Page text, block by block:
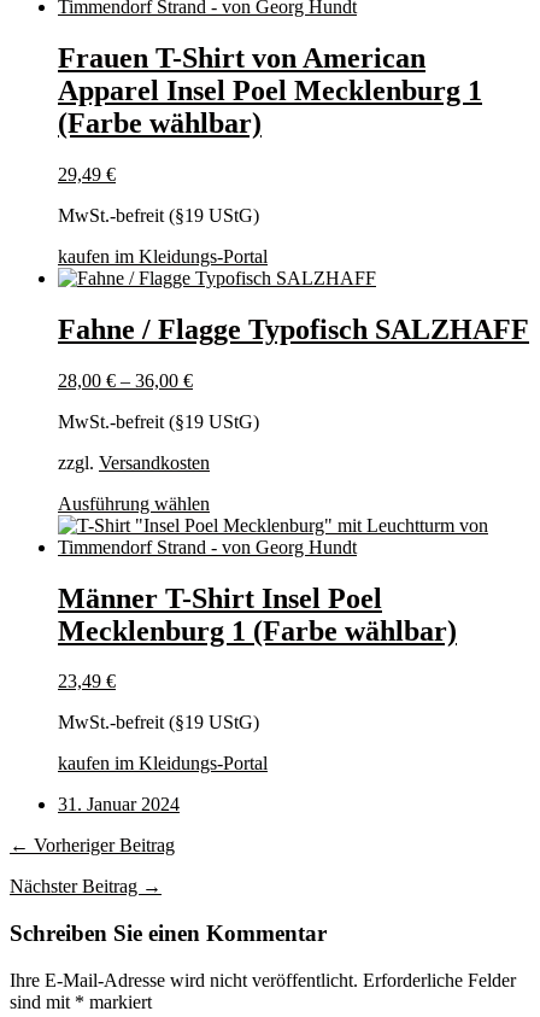
Frauen T-Shirt von American
Apparel Insel Poel Mecklenburg 1
(Farbe wählbar)
29,49 €
MwSt.-befreit (§19 UStG)
kaufen im Kleidungs-Portal
Fahne / Flagge Typofisch SALZHAFF
28,00 € – 36,00 €
MwSt.-befreit (§19 UStG)
zzgl. Versandkosten
Ausführung wählen
Produkt
weist
Varianten
auf.
Die
der
gewählt
Männer T-Shirt Insel Poel
Mecklenburg 1 (Farbe wählbar)
23,49 €
MwSt.-befreit (§19 UStG)
kaufen im Kleidungs-Portal
31. Januar 2024
← Vorheriger Beitrag
Nächster Beitrag →
Schreiben Sie einen Kommentar
Ihre E-Mail-Adresse wird nicht veröffentlicht. Erforderliche Felder
sind mit * markiert